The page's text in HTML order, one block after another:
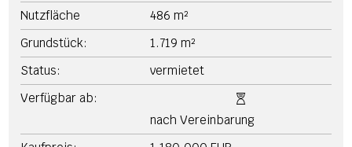
GROSSES BAUGRUNDSTÜCK MIT POTENZIAL UND A
LTBESTAND
44269 Dortmund / Berghofen (Aplerbeck),
Objekt ID: